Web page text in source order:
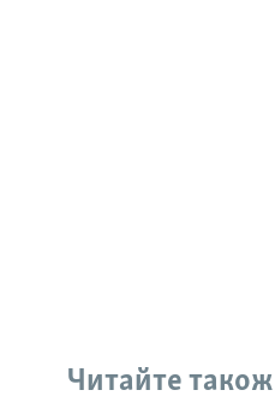
Читайте також